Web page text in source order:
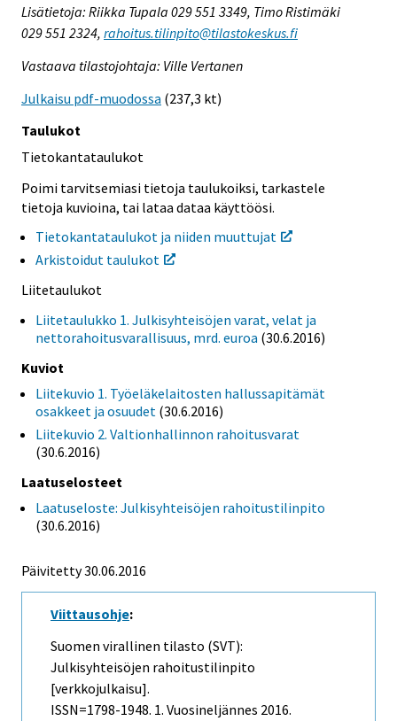
Lisätietoja: Riikka Tupala 029 551 3349, Timo Ristimäki
029 551 2324, rahoitus.tilinpito@tilastokeskus.fi
Vastaava tilastojohtaja: Ville Vertanen
Julkaisu pdf-muodossa (237,3 kt)
Taulukot
Tietokantataulukot
Poimi tarvitsemiasi tietoja taulukoiksi, tarkastele
tietoja kuvioina, tai lataa dataa käyttöösi.
Tietokantataulukot ja niiden muuttujat
Arkistoidut taulukot
Liitetaulukot
Liitetaulukko 1. Julkisyhteisöjen varat, velat ja
nettorahoitusvarallisuus, mrd. euroa (30.6.2016)
Kuviot
Liitekuvio 1. Työeläkelaitosten hallussapitämät
osakkeet ja osuudet (30.6.2016)
Liitekuvio 2. Valtionhallinnon rahoitusvarat
(30.6.2016)
Laatuselosteet
Laatuseloste: Julkisyhteisöjen rahoitustilinpito
(30.6.2016)
Päivitetty 30.06.2016
Viittausohje:
Suomen virallinen tilasto (SVT):
Julkisyhteisöjen rahoitustilinpito
[verkkojulkaisu].
ISSN=1798-1948. 1. Vuosineljännes 2016.